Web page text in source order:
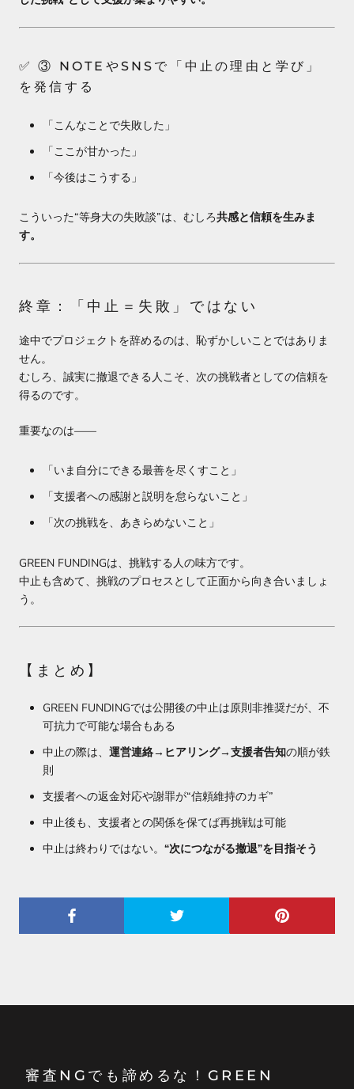
✅ ③ NOTEやSNSで「中止の理由と学び」
を発信する
「こんなことで失敗した」
「ここが甘かった」
「今後はこうする」
こういった“等身大の失敗談”は、むしろ共感と信頼を生みま
す。
終章：「中止＝失敗」ではない
途中でプロジェクトを辞めるのは、恥ずかしいことではありま
せん。
むしろ、誠実に撤退できる人こそ、次の挑戦者としての信頼を
得るのです。
重要なのは――
「いま自分にできる最善を尽くすこと」
「支援者への感謝と説明を怠らないこと」
「次の挑戦を、あきらめないこと」
GREEN FUNDINGは、挑戦する人の味方です。
中止も含めて、挑戦のプロセスとして正面から向き合いましょ
う。
【まとめ】
GREEN FUNDINGでは公開後の中止は原則非推奨だが、不
可抗力で可能な場合もある
中止の際は、 運営連絡→ヒアリング→支援者告知の順が鉄
則
支援者への返金対応や謝罪が“信頼維持のカギ”
中止後も、支援者との関係を保てば再挑戦は可能
中止は終わりではない。 “次につながる撤退”を目指そう
審査NGでも諦めるな！GREEN